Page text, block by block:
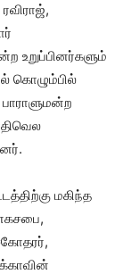
உறுப்பினர்களும்
கொழும்பில்
மகிந்த